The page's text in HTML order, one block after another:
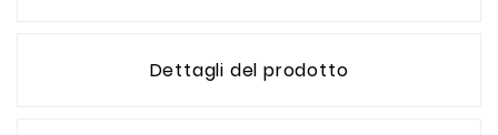
Dettagli del prodotto